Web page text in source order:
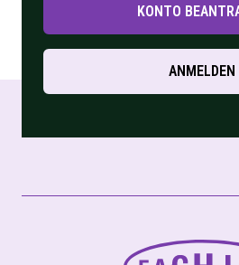
KONTO
ANMELDEN